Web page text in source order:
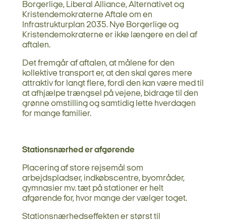
Borgerlige, Liberal Alliance, Alternativet og
Kristendemokraterne Aftale om en
Infrastrukturplan 2035. Nye Borgerlige og
Kristendemokraterne er ikke længere en del af
aftalen.
Det fremgår af aftalen, at målene for den
kollektive transport er, at den skal gøres mere
attraktiv for langt flere, fordi den kan være med til
at afhjælpe trængsel på vejene, bidrage til den
grønne omstilling og samtidig lette hverdagen
for mange familier.
Stationsnærhed er afgørende
Placering af store rejsemål som
arbejdspladser, indkøbscentre, byområder,
gymnasier mv. tæt på stationer er helt
afgørende for, hvor mange der vælger toget.
Stationsnærhedseffekten er størst til